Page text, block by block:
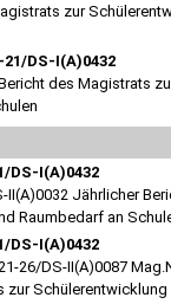
zur
21/DS-I(A)0432
des Magistrats
DS-I(A)0432
II(A)0032 Jährlicher
Raumbedarf an
DS-I(A)0432
26/DS-II(A)0087
zur Schülerentwicklung